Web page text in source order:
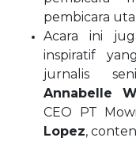
pembicara
Acara ini
inspiratif
jurnalis
Annabelle
CEO PT
Lopez,